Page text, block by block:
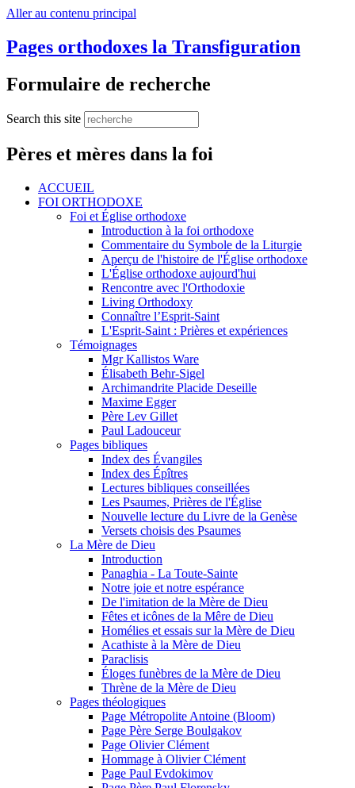
Aller au contenu principal
Pages orthodoxes la Transfiguration
Formulaire de recherche
Search this site
Pères et mères dans la foi
ACCUEIL
FOI ORTHODOXE
Foi et Église orthodoxe
Introduction à la foi orthodoxe
Commentaire du Symbole de la Liturgie
Aperçu de l'histoire de l'Église orthodoxe
L'Église orthodoxe aujourd'hui
Rencontre avec l'Orthodoxie
Living Orthodoxy
Connaître l’Esprit-Saint
L'Esprit-Saint : Prières et expériences
Témoignages
Mgr Kallistos Ware
Élisabeth Behr-Sigel
Archimandrite Placide Deseille
Maxime Egger
Père Lev Gillet
Paul Ladouceur
Pages bibliques
Index des Évangiles
Index des Épîtres
Lectures bibliques conseillées
Les Psaumes, Prières de l'Église
Nouvelle lecture du Livre de la Genèse
Versets choisis des Psaumes
La Mère de Dieu
Introduction
Panaghia - La Toute-Sainte
Notre joie et notre espérance
De l'imitation de la Mère de Dieu
Fêtes et icônes de la Mêre de Dieu
Homélies et essais sur la Mère de Dieu
Acathiste à la Mère de Dieu
Paraclisis
Éloges funèbres de la Mère de Dieu
Thrène de la Mère de Dieu
Pages théologiques
Page Métropolite Antoine (Bloom)
Page Père Serge Boulgakov
Page Olivier Clément
Hommage à Olivier Clément
Page Paul Evdokimov